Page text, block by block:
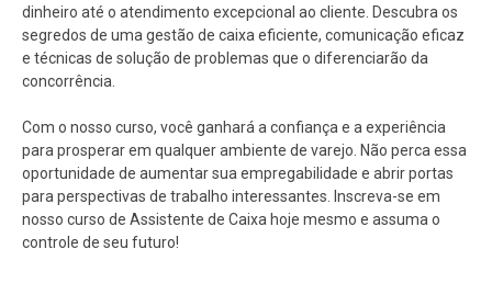
dinheiro até o atendimento excepcional ao cliente. Descubra os
segredos de uma gestão de caixa eficiente, comunicação eficaz
e técnicas de solução de problemas que o diferenciarão da
concorrência.
Com o nosso curso, você ganhará a confiança e a experiência
para prosperar em qualquer ambiente de varejo. Não perca essa
oportunidade de aumentar sua empregabilidade e abrir portas
para perspectivas de trabalho interessantes. Inscreva-se em
nosso curso de Assistente de Caixa hoje mesmo e assuma o
controle de seu futuro!